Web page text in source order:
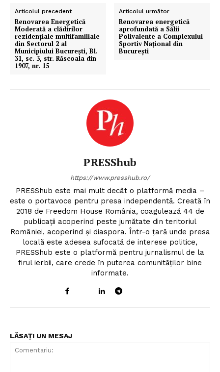
Articolul precedent
Renovarea Energetică
Moderată a clădirilor
rezidențiale multifamiliale
din Sectorul 2 al
Municipiului București, Bl.
31, sc. 3, str. Răscoala din
1907, nr. 15
Articolul următor
Renovarea energetică
aprofundată a Sălii
Polivalente a Complexului
Sportiv Național din
București
PRESShub
https://www.presshub.ro/
PRESShub este mai mult decât o platformă media –
este o portavoce pentru presa independentă. Creată în
2018 de Freedom House România, coagulează 44 de
publicații acoperind peste jumătate din teritoriul
României, acoperind și diaspora. Într-o țară unde presa
locală este adesea sufocată de interese politice,
PRESShub este o platformă pentru jurnalismul de la
firul ierbii, care crede în puterea comunităților bine
informate.
LĂSAȚI UN MESAJ